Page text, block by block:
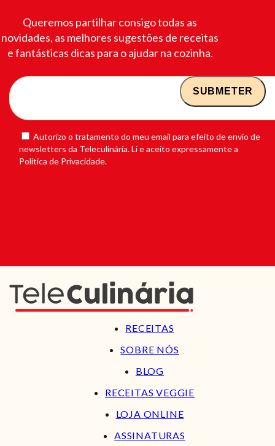
Queremos partilhar consigo todas as
novidades, as melhores sugestões de receitas
e fantásticas dicas para o ajudar na cozinha.
Autorizo o tratamento do meu email para efeito de envio de
newsletters da Teleculinária. Li e aceito expressamente a
Política de Privacidade.
RECEITAS
SOBRE NÓS
BLOG
RECEITAS VEGGIE
LOJA ONLINE
ASSINATURAS